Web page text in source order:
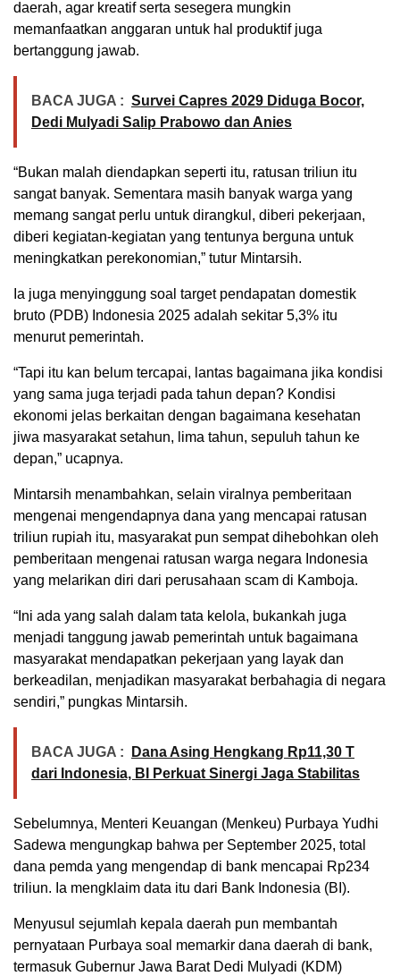
daerah, agar kreatif serta sesegera mungkin
memanfaatkan anggaran untuk hal produktif juga
bertanggung jawab.
BACA JUGA : Survei Capres 2029 Diduga Bocor,
Dedi Mulyadi Salip Prabowo dan Anies
“Bukan malah diendapkan seperti itu, ratusan triliun itu
sangat banyak. Sementara masih banyak warga yang
memang sangat perlu untuk dirangkul, diberi pekerjaan,
diberi kegiatan-kegiatan yang tentunya berguna untuk
meningkatkan perekonomian,” tutur Mintarsih.
Ia juga menyinggung soal target pendapatan domestik
bruto (PDB) Indonesia 2025 adalah sekitar 5,3% itu
menurut pemerintah.
“Tapi itu kan belum tercapai, lantas bagaimana jika kondisi
yang sama juga terjadi pada tahun depan? Kondisi
ekonomi jelas berkaitan dengan bagaimana kesehatan
jiwa masyarakat setahun, lima tahun, sepuluh tahun ke
depan,” ucapnya.
Mintarsih menambahkan, selain viralnya pemberitaan
mengenai mengendapnya dana yang mencapai ratusan
triliun rupiah itu, masyarakat pun sempat dihebohkan oleh
pemberitaan mengenai ratusan warga negara Indonesia
yang melarikan diri dari perusahaan scam di Kamboja.
“Ini ada yang salah dalam tata kelola, bukankah juga
menjadi tanggung jawab pemerintah untuk bagaimana
masyarakat mendapatkan pekerjaan yang layak dan
berkeadilan, menjadikan masyarakat berbahagia di negara
sendiri,” pungkas Mintarsih.
BACA JUGA :
Dana Asing Hengkang Rp11,30 T
dari Indonesia, BI Perkuat Sinergi Jaga Stabilitas
Sebelumnya, Menteri Keuangan (Menkeu) Purbaya Yudhi
Sadewa mengungkap bahwa per September 2025, total
dana pemda yang mengendap di bank mencapai Rp234
triliun. Ia mengklaim data itu dari Bank Indonesia (BI).
Menyusul sejumlah kepala daerah pun membantah
pernyataan Purbaya soal memarkir dana daerah di bank,
termasuk Gubernur Jawa Barat Dedi Mulyadi (KDM)